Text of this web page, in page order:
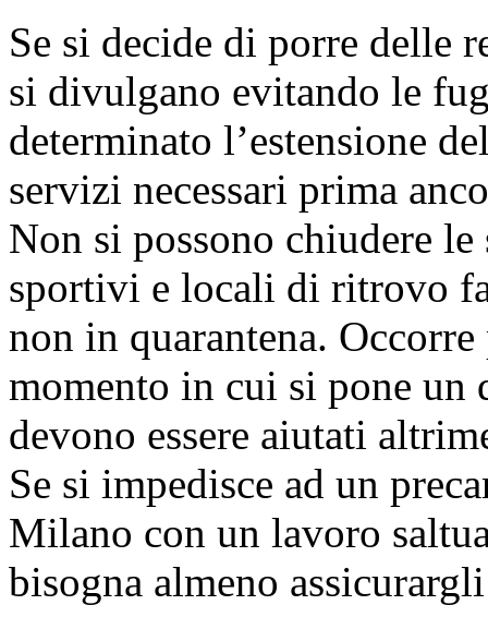
Se si decide di porre delle
si divulgano evitando le
determinato l’estensione
servizi necessari prima
Non si possono chiudere
sportivi e locali di ritrovo
non in quarantena.
momento in cui si pone
devono essere aiutati
Se si impedisce ad un
Milano con un lavoro
bisogna almeno